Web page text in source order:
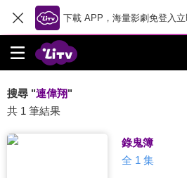
下載 APP，海量影劇免登入
搜尋 "連偉翔"
共 1 筆結果
錄鬼簿
全 1 集